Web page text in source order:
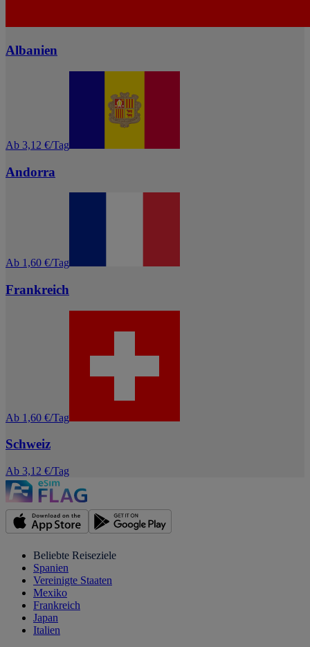
Albanien
Ab 3,12 €/Tag
Andorra
Ab 1,60 €/Tag
Frankreich
Ab 1,60 €/Tag
Schweiz
Ab 3,12 €/Tag
Beliebte Reiseziele
Spanien
Vereinigte Staaten
Mexiko
Frankreich
Japan
Italien